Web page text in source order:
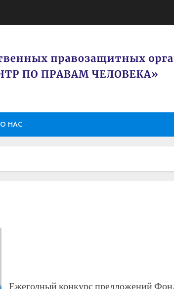
О НАС
Ежегодный конкурс предложений